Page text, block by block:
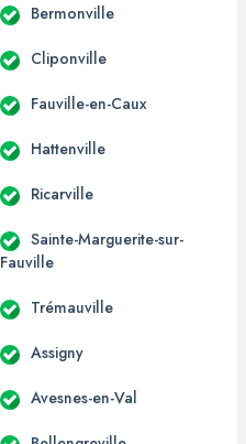
Bermonville
Cliponville
Fauville-en-Caux
Hattenville
Ricarville
Sainte-Marguerite-sur-
Fauville
Trémauville
Assigny
Avesnes-en-Val